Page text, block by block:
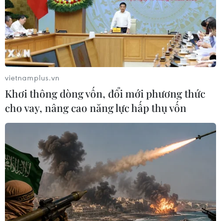
TIN CÙNG CHUYÊN MỤC
Chuyển từ "bồi thường tài sản" sang
"tái thiết cuộc sống" cho người dân
10/08/2026 04:37
vietnamplus.vn
Khơi thông dòng vốn, đổi mới phương thức
cho vay, nâng cao năng lực hấp thụ vốn